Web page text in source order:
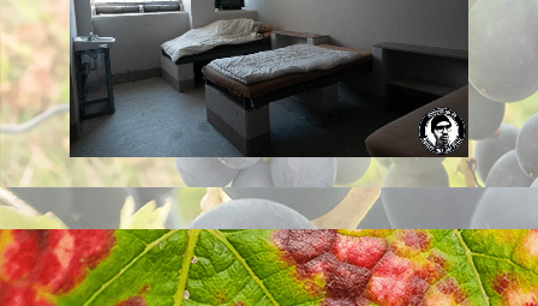
Zurück zum Seiteninhalt